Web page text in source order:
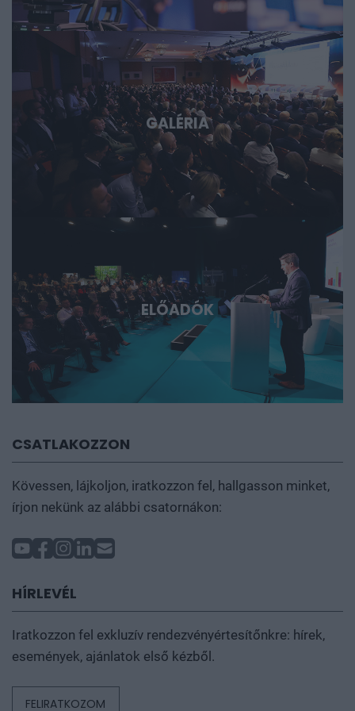
lehetőségek, és milyen szerepet vállalhat bennük
Magyarország és a régió. Deep Tech 2026. Döntéshozói
fórum azoknak, akik időben akarnak bekapcsolódni, a
következő évtizedek legfontosabb technológiai sztorijaiba.
GALÉRIA
ELŐADÓK
CSATLAKOZZON
Kövessen, lájkoljon, iratkozzon fel, hallgasson minket,
írjon nekünk az alábbi csatornákon:
HÍRLEVÉL
Iratkozzon fel exkluzív rendezvényértesítőnkre: hírek,
események, ajánlatok első kézből.
FELIRATKOZOM